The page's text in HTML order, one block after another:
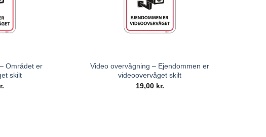
Området er
skilt
Video overvågning – Ejendommen er
videoovervåget skilt
19,00 kr.